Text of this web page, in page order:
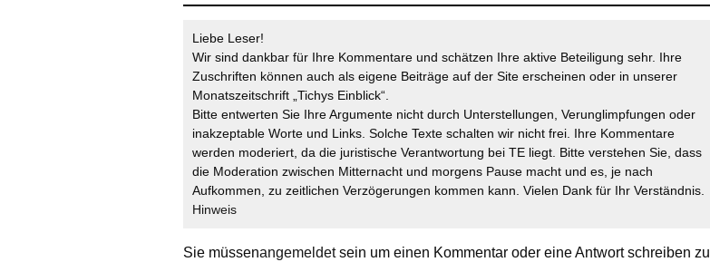
Liebe Leser!
Wir sind dankbar für Ihre Kommentare und schätzen Ihre aktive Beteiligung sehr. Ihre
Zuschriften können auch als eigene Beiträge auf der Site erscheinen oder in unserer
Monatszeitschrift „Tichys Einblick“.
Bitte entwerten Sie Ihre Argumente nicht durch Unterstellungen, Verunglimpfungen oder
inakzeptable Worte und Links. Solche Texte schalten wir nicht frei. Ihre Kommentare
werden moderiert, da die juristische Verantwortung bei TE liegt. Bitte verstehen Sie, dass
die Moderation zwischen Mitternacht und morgens Pause macht und es, je nach
Aufkommen, zu zeitlichen Verzögerungen kommen kann. Vielen Dank für Ihr Verständnis.
Hinweis
Sie müssenangemeldetsein um einen Kommentar oder eine Antwort schreiben zu